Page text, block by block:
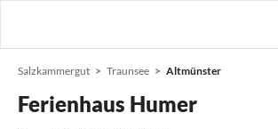
Salzkammergut Traunsee Altmünster
Ferienhaus Humer